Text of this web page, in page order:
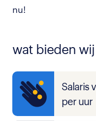
nu!
wat bieden
Salaris
per uur